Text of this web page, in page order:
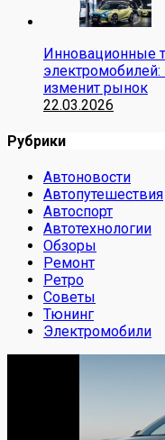
Инновационные
изменит рынок
22.03.2026
Рубрики
Автоновости
Автопутешествия
Автоспорт
Автотехнологии
Обзоры
Ремонт
Ретро
Советы
Тюнинг
Электромобили